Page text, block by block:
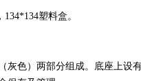
塑料盒。
灰色）两部分组成。底座上设